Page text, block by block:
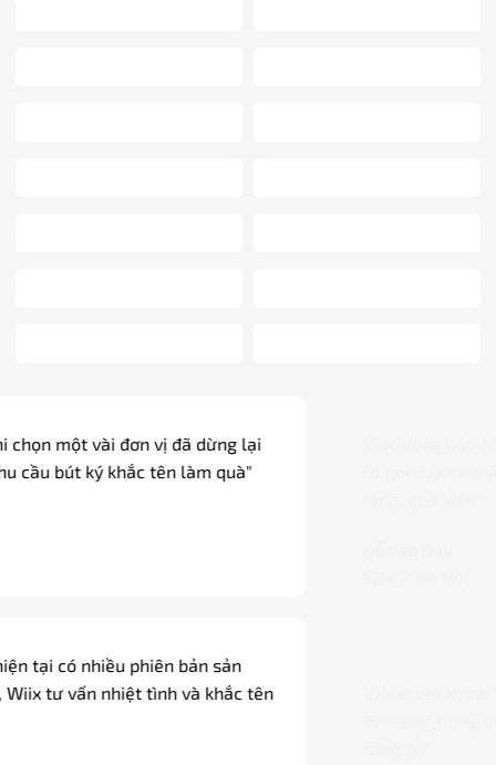
"Các dòng bút ký cao cấp được khắc tên miễn phí,
có gói quà và thắt nơ đẹp mắt, thích hợp làm quà
"Dòng bút ký tại Wiix có bản mạ vàng, ngòi vàng